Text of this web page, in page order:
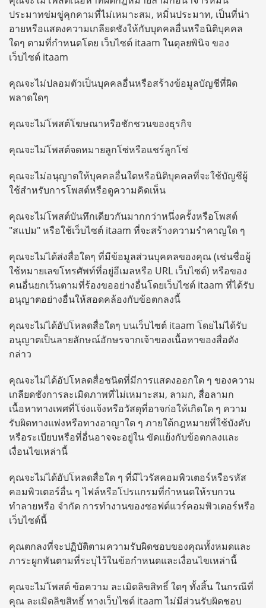
ประมาทข่มขู่คุกคามที่ไม่เหมาะสม, หมิ่นประมาท, เป็นที่น่า
อายหรือแสดงความเกลียดชังให้กับบุคคลอื่นหรือนิติบุคคล
ใดๆ ตามที่กำหนดโดย เว็บไซต์ itaam ในดุลยพินิจ ของ
เว็บไซต์ itaam
คุณจะไม่ปลอมตัวเป็นบุคคลอื่นหรือสร้างข้อมูลบัญชีที่ผิด
พลาดใดๆ
คุณจะไม่โพสต์โฆษณาหรือชักชวนของธุรกิจ
คุณจะไม่โพสต์จดหมายลูกโซ่หรือแชร์ลูกโซ่
คุณจะไม่อนุญาตให้บุคคลอื่นใดหรือนิติบุคคลที่จะใช้บัญชีผู้
ใช้สำหรับการโพสต์หรือดูความคิดเห็น
คุณจะไม่โพสต์บันทึกเดียวกันมากกว่าหนึ่งครั้งหรือโพสต์
"สแปม" หรือใช้เว็บไซต์ itaam ที่จะสร้างความรำคาญใด ๆ
คุณจะไม่ได้ส่งสื่อใดๆ ที่มีข้อมูลส่วนบุคคลของคุณ (เช่นชื่อผู้
ใช้หมายเลขโทรศัพท์ที่อยู่อีเมลหรือ URL เว็บไซต์) หรือของ
คนอื่นยกเว้นตามที่ร้องขออย่างอื่นโดยเว็บไซต์ itaam ที่ได้รับ
อนุญาตอย่างอื่นให้สอดคล้องกับข้อตกลงนี้
คุณจะไม่ได้อัปโหลดสื่อใดๆ บนเว็บไซต์ itaam โดยไม่ได้รับ
อนุญาตเป็นลายลักษณ์อักษรจากเจ้าของเนื้อหาของสื่อดัง
กล่าว
คุณจะไม่ได้อัปโหลดสื่อชนิดที่มีการแสดงออกใด ๆ ของความ
เกลียดชังการละเมิดภาพที่ไม่เหมาะสม, ลามก, สื่อลามก
เนื้อหาทางเพศที่โจ่งแจ้งหรือวัสดุที่อาจก่อให้เกิดใด ๆ ความ
รับผิดทางแพ่งหรือทางอาญาใด ๆ ภายใต้กฎหมายที่ใช้บังคับ
หรือระเบียบหรือที่อื่นอาจจะอยู่ใน ขัดแย้งกับข้อตกลงและ
เงื่อนไขเหล่านี้
คุณจะไม่ได้อัปโหลดสื่อใด ๆ ที่มีไวรัสคอมพิวเตอร์หรือรหัส
คอมพิวเตอร์อื่น ๆ ไฟล์หรือโปรแกรมที่กำหนดให้รบกวน
ทำลายหรือ จำกัด การทำงานของซอฟต์แวร์คอมพิวเตอร์หรือ
เว็บไซต์นี้
คุณตกลงที่จะปฏิบัติตามความรับผิดชอบของคุณทั้งหมดและ
ภาระผูกพันตามที่ระบุไว้ในข้อกำหนดและเงื่อนไขเหล่านี้
คุณจะไม่โพสต์ ข้อความ ละเมิดลิขสิทธิ์ ใดๆ ทั้งสิ้น ในกรณีที่
คุณ ละเมิดลิขสิทธิ์ ทางเว็บไซต์ itaam ไม่มีส่วนรับผิดชอบ